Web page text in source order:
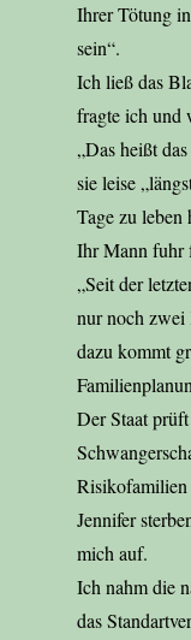
Ihrer Tötung
sein“.
Ich ließ das
fragte ich und
„Das heißt
sie leise
Tage zu leben
Ihr Mann fuhr
„Seit der
nur noch zwei
dazu kommt
Der Staat
Risikofamilien
Jennifer
mich auf.
Ich nahm die
das